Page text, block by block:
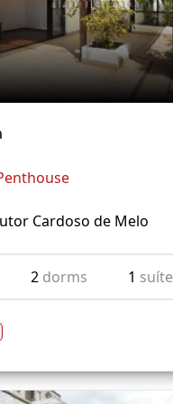
Cardoso de Melo
2 dorms 1 suíte